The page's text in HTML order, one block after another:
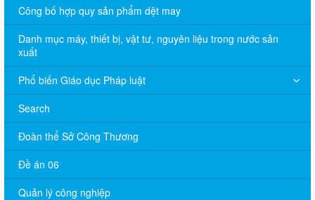
Công bố hợp quy sản phẩm dệt may
Danh mục máy, thiết bị, vật tư, nguyên liệu trong nước sản
xuất
Phổ biến Giáo dục Pháp luật
Search
Đoàn thể Sở Công Thương
Đề án 06
Quản lý công nghiệp